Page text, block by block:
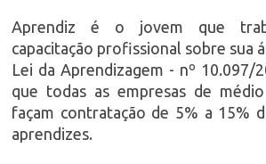
Aprendiz é o jovem que
capacitação profissional sobre sua
Lei da Aprendizagem - nº 10.097/
que todas as empresas de
façam contratação de 5% a 15%
aprendizes.